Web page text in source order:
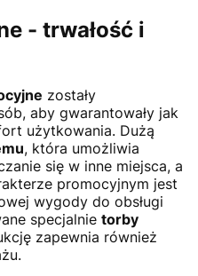
- trwałość i
zostały
aby gwarantowały jak
użytkowania. Dużą
, która umożliwia
się w inne miejsca, a
promocyjnym jest
wygody do obsługi
specjalnie torby
zapewnia również